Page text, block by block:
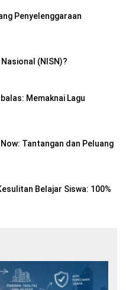
Penyelenggaraan
(NISN)?
Memaknai Lagu
Tantangan dan Peluang
Belajar Siswa: 100%